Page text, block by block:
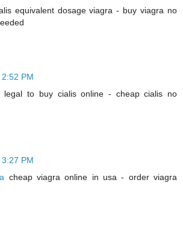
equivalent dosage viagra - buy viagra no
2:52 PM
legal to buy cialis online - cheap cialis no
3:27 PM
cheap viagra online in usa - order viagra